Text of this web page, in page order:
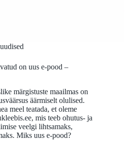
uudised
on uus e-pood –
märgistuste maailmas on
äärmiselt olulised.
meel teatada, et oleme
mis teeb ohutus- ja
veelgi lihtsamaks,
Miks uus e-pood?